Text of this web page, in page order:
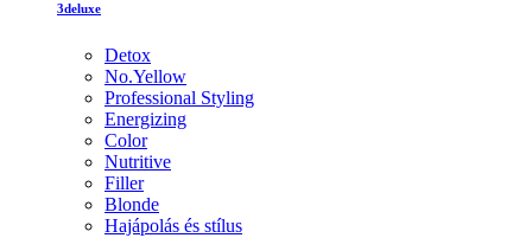
3deluxe
Detox
No.Yellow
Professional Styling
Energizing
Color
Nutritive
Filler
Blonde
Hajápolás és stílus